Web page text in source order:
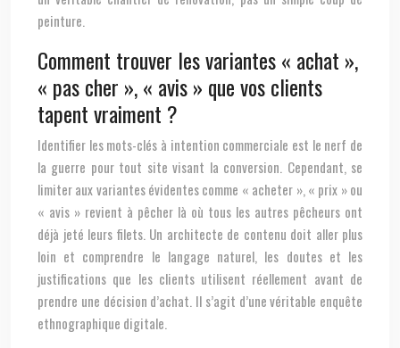
peinture.
Comment trouver les variantes « achat »,
« pas cher », « avis » que vos clients
tapent vraiment ?
Identifier les mots-clés à intention commerciale est le nerf de
la guerre pour tout site visant la conversion. Cependant, se
limiter aux variantes évidentes comme « acheter », « prix » ou
« avis » revient à pêcher là où tous les autres pêcheurs ont
déjà jeté leurs filets. Un architecte de contenu doit aller plus
loin et comprendre le langage naturel, les doutes et les
justifications que les clients utilisent réellement avant de
prendre une décision d’achat. Il s’agit d’une véritable enquête
ethnographique digitale.